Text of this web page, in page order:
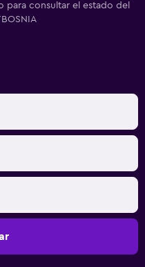
para consultar el estado del